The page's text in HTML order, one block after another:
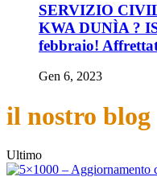
SERVIZIO
KWA DUNÌA ?
febbraio!
Gen 6, 2023
il nostro blog
Ultimo